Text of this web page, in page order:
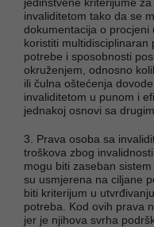
invaliditetom tako da se
dokumentacija o procjeni
koristiti multidisciplinaran
potrebe i sposobnosti
okruženjem, odnosno
ili čulna oštećenja
invaliditetom u punom i
jednakoj osnovi sa
3. Prava osoba sa
troškova zbog
mogu biti zaseban
su usmjerena na ciljane
biti kriterijum u
potreba. Kod ovih prava
jer je njihova svrha